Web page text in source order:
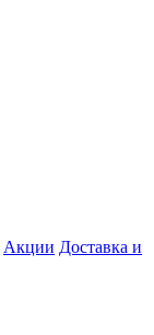
Акции Доставка и